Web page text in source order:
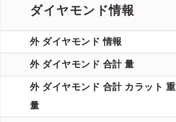
ダイヤモンド情報
外 ダイヤモンド 情報
外 ダイヤモンド 合計 量
外 ダイヤモンド 合計 カラット 重
量